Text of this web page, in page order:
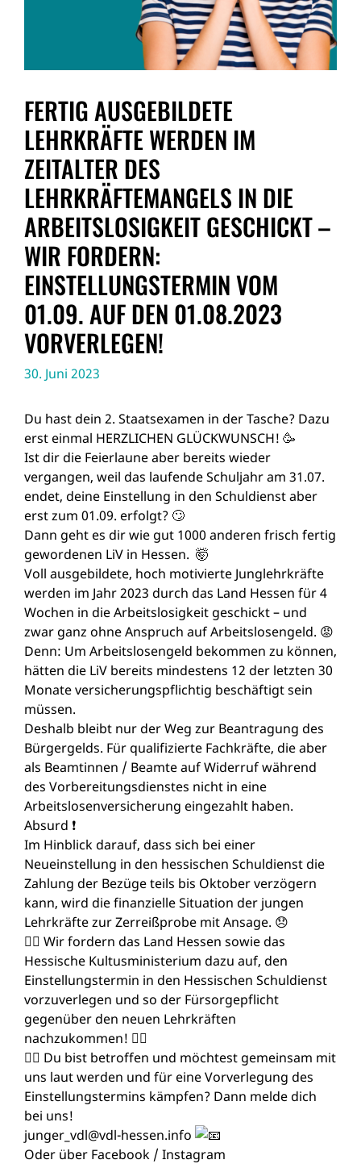
FERTIG AUSGEBILDETE
LEHRKRÄFTE WERDEN IM
ZEITALTER DES
LEHRKRÄFTEMANGELS IN DIE
ARBEITSLOSIGKEIT GESCHICKT –
WIR FORDERN:
EINSTELLUNGSTERMIN VOM
01.09. AUF DEN 01.08.2023
VORVERLEGEN!
30. Juni 2023
Du hast dein 2. Staatsexamen in der Tasche? Dazu
erst einmal HERZLICHEN GLÜCKWUNSCH! 🥳
Ist dir die Feierlaune aber bereits wieder
vergangen, weil das laufende Schuljahr am 31.07.
endet, deine Einstellung in den Schuldienst aber
erst zum 01.09. erfolgt? 🙄
Dann geht es dir wie gut 1000 anderen frisch fertig
gewordenen LiV in Hessen. 🤯
Voll ausgebildete, hoch motivierte Junglehrkräfte
werden im Jahr 2023 durch das Land Hessen für 4
Wochen in die Arbeitslosigkeit geschickt – und
zwar ganz ohne Anspruch auf Arbeitslosengeld. 😡
Denn: Um Arbeitslosengeld bekommen zu können,
hätten die LiV bereits mindestens 12 der letzten 30
Monate versicherungspflichtig beschäftigt sein
müssen.
Deshalb bleibt nur der Weg zur Beantragung des
Bürgergelds. Für qualifizierte Fachkräfte, die aber
als Beamtinnen / Beamte auf Widerruf während
des Vorbereitungsdienstes nicht in eine
Arbeitslosenversicherung eingezahlt haben.
Absurd ❗️
Im Hinblick darauf, dass sich bei einer
Neueinstellung in den hessischen Schuldienst die
Zahlung der Bezüge teils bis Oktober verzögern
kann, wird die finanzielle Situation der jungen
Lehrkräfte zur Zerreißprobe mit Ansage. 😞
☝🏼 Wir fordern das Land Hessen sowie das
Hessische Kultusministerium dazu auf, den
Einstellungstermin in den Hessischen Schuldienst
vorzuverlegen und so der Fürsorgepflicht
gegenüber den neuen Lehrkräften
nachzukommen! ☝🏼
👉🏻 Du bist betroffen und möchtest gemeinsam mit
uns laut werden und für eine Vorverlegung des
Einstellungstermins kämpfen? Dann melde dich
bei uns!
junger_vdl@vdl-hessen.info
Oder über Facebook / Instagram